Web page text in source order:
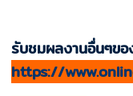
รับชมผลงานอื่นๆขอ
https://